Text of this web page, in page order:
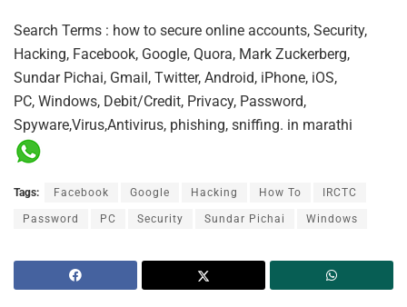
Search Terms : how to secure online accounts, Security,
Hacking, Facebook, Google, Quora, Mark Zuckerberg,
Sundar Pichai, Gmail, Twitter, Android, iPhone, iOS,
PC, Windows, Debit/Credit, Privacy, Password,
Spyware,Virus,Antivirus, phishing, sniffing. in marathi
Tags: Facebook Google Hacking How To IRCTC
Password PC Security Sundar Pichai Windows